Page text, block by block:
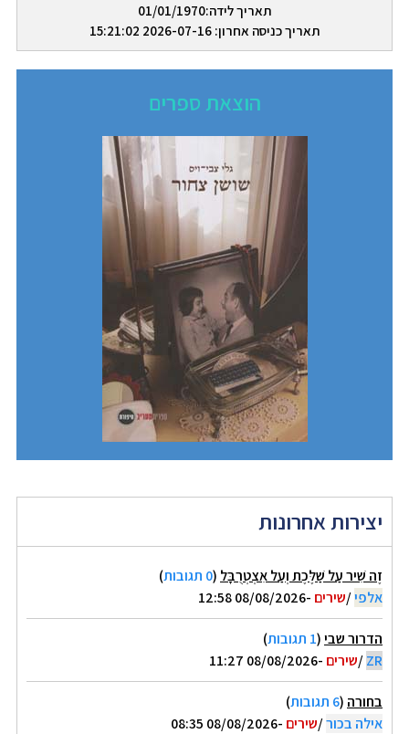
תאריך לידה:01/01/1970
תאריך כניסה אחרון: 2026-07-16 15:21:02
הוצאת ספרים
יצירות אחרונות
זֶה שִׁיר עַל שַׁלֶּכֶת וְעַל אִצְטְרֻבָּל (0 תגובות
)
אלפי/שירים -08/08/2026 12:58
הדרור שבי(1 תגובות
)
ZR
/שירים -08/08/2026 11:27
בחורה (6 תגובות
)
אילה בכור/שירים -08/08/2026 08:35